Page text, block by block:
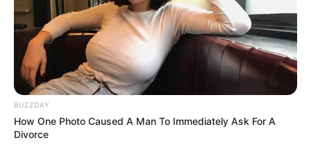
BUZZDAY
How One Photo Caused A Man To Immediately Ask For A
Divorce